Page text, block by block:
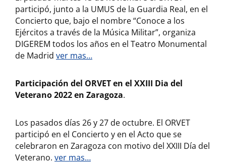
participó, junto a la UMUS de la Guardia Real, en el
Concierto que, bajo el nombre “Conoce a los
Ejércitos a través de la Música Militar”, organiza
DIGEREM todos los años en el Teatro Monumental
de Madrid ver mas…
Participación del ORVET en el XXIII Dia del
Veterano 2022 en Zaragoza.
Los pasados días 26 y 27 de octubre. El ORVET
participó en el Concierto y en el Acto que se
celebraron en Zaragoza con motivo del XXIII Día del
Veterano. ver mas…